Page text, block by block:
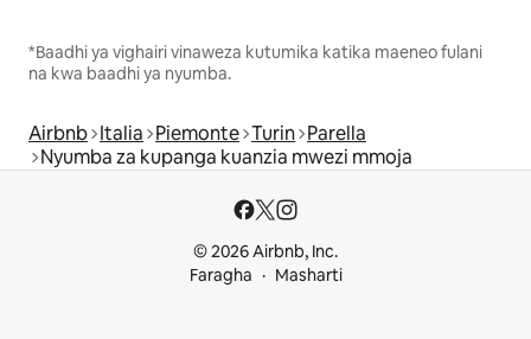
*Baadhi ya vighairi vinaweza kutumika katika maeneo fulani
na kwa baadhi ya nyumba.
Airbnb Italia Piemonte Turin Parella
Nyumba za kupanga kuanzia mwezi mmoja
© 2026 Airbnb, Inc.
Faragha
Masharti